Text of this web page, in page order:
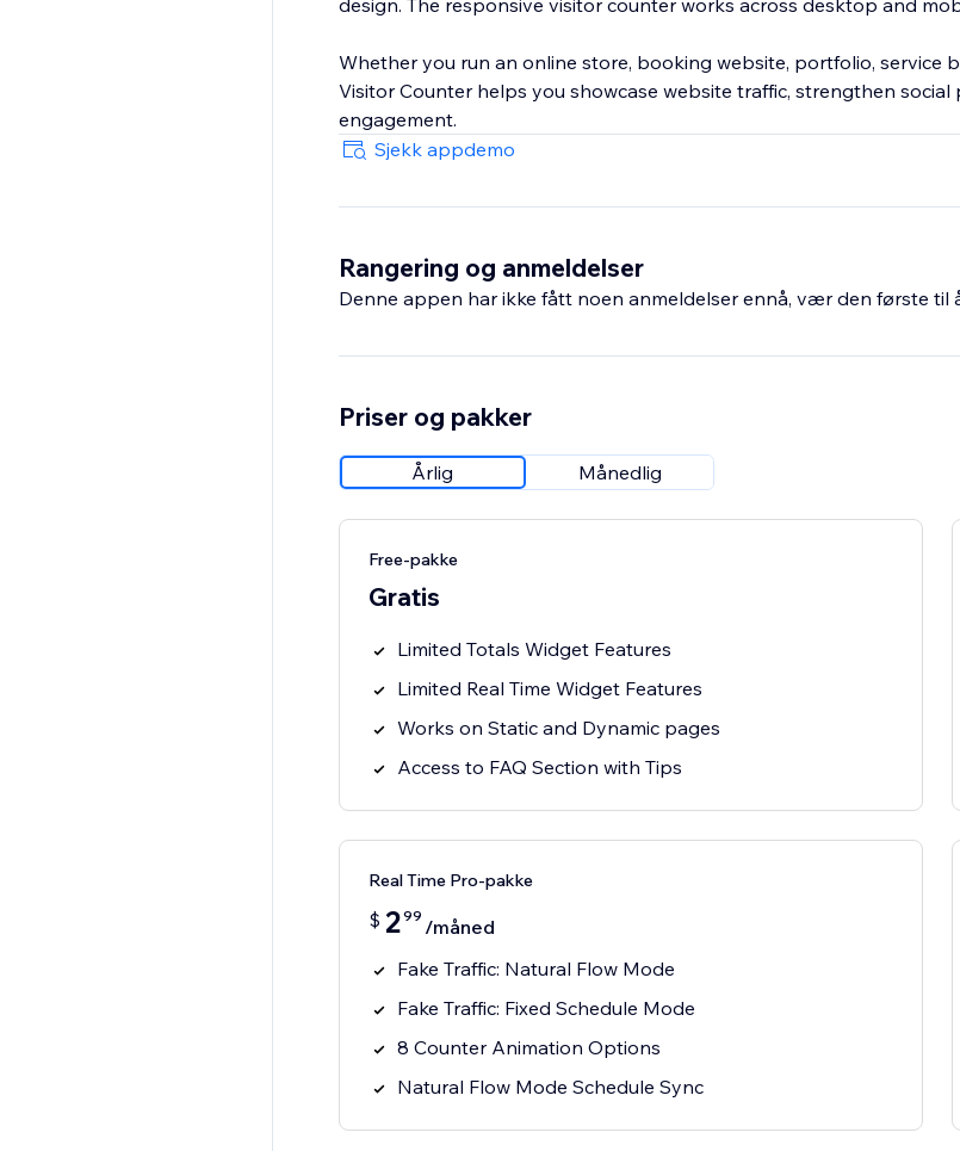
design. The responsive visitor counter works across desktop and
Whether you run an online store, booking website, portfolio, service
Visitor Counter helps you showcase website traffic, strengthen social
engagement.
Sjekk appdemo
Rangering og anmeldelser
Denne appen har ikke fått noen anmeldelser ennå, vær den første til
Priser og pakker
Årlig Månedlig
Free-pakke
Gratis
Limited Totals Widget Features
Limited Real Time Widget Features
Works on Static and Dynamic pages
Access to FAQ Section with Tips
Real Time Pro-pakke
$ 299 /måned
Fake Traffic: Natural Flow Mode
Fake Traffic: Fixed Schedule Mode
8 Counter Animation Options
Natural Flow Mode Schedule Sync